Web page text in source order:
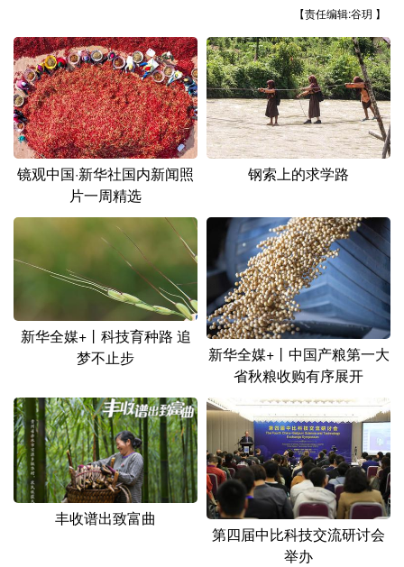
辽宁 吉林 上海 江苏
浙江 安徽 福建 江西
山东 河南 湖北 湖南
广东 广西 海南 重庆
四川 贵州 云南 西藏
陕西 甘肃 青海 宁夏
内蒙古 黑龙江
多语种频道
English Français عربى
Русский язык 日本語 한국어
Deutsch Português
【责任编辑:谷玥 】
镜观中国·新华社国内新闻照
片一周精选
钢索上的求学路
新华全媒+丨科技育种路 追
梦不止步
新华全媒+丨中国产粮第一大
省秋粮收购有序展开
丰收谱出致富曲
第四届中比科技交流研讨会
举办